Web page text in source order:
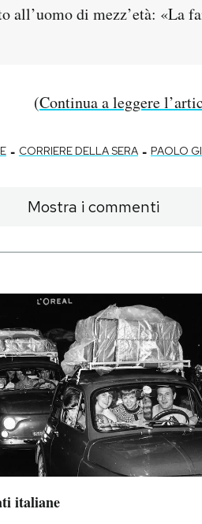
all’uomo di mezz’età: «La
(Continua a leggere
- CORRIERE DELLA SERA - PAOLO
Mostra i commenti
italiane